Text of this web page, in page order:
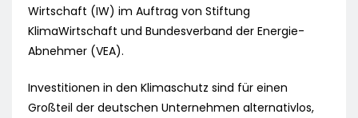
Wirtschaft (IW) im Auftrag von Stiftung
KlimaWirtschaft und Bundesverband der Energie-
Abnehmer (VEA).
Investitionen in den Klimaschutz sind für einen
Großteil der deutschen Unternehmen alternativlos,